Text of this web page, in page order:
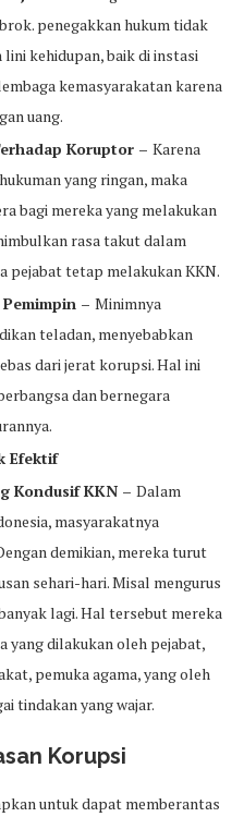
penegakkan hukum tidak
kehidupan, baik di instasi
kemasyarakatan karena
uang.
Koruptor – Karena
yang ringan, maka
bagi mereka yang melakukan
rasa takut dalam
pejabat tetap melakukan KKN.
– Minimnya
teladan, menyebabkan
dari jerat korupsi. Hal ini
dan bernegara
Efektif
Kondusif KKN – Dalam
masyarakatnya
demikian, mereka turut
sehari-hari. Misal mengurus
lagi. Hal tersebut mereka
yang dilakukan oleh pejabat,
pemuka agama, yang oleh
tindakan yang wajar.
Korupsi
untuk dapat memberantas